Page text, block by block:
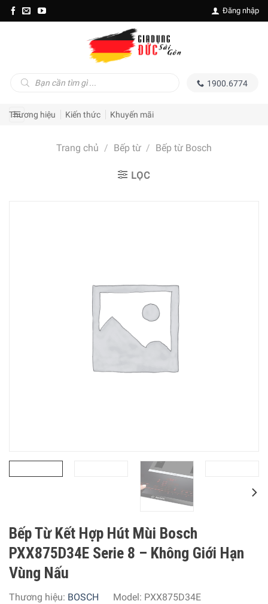
Skip
to
Đăng nhập
kiếm
1900.6774
Thương hiệu Kiến thức Khuyến mãi
Trang chủ / Bếp từ / Bếp từ Bosch
LỌC
Bếp Từ Kết Hợp Hút Mùi Bosch
PXX875D34E Serie 8 – Không Giới Hạn
Vùng Nấu
Thương hiệu: BOSCH Model: PXX875D34E